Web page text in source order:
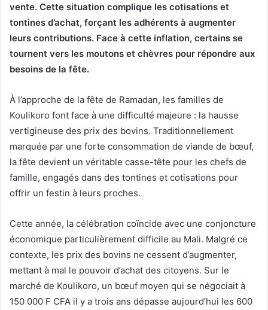
vente. Cette situation complique les cotisations et
tontines d’achat, forçant les adhérents à augmenter
leurs contributions. Face à cette inflation, certains se
tournent vers les moutons et chèvres pour répondre aux
besoins de la fête.
À l’approche de la fête de Ramadan, les familles de
Koulikoro font face à une difficulté majeure : la hausse
vertigineuse des prix des bovins. Traditionnellement
marquée par une forte consommation de viande de bœuf,
la fête devient un véritable casse-tête pour les chefs de
famille, engagés dans des tontines et cotisations pour
offrir un festin à leurs proches.
Cette année, la célébration coïncide avec une conjoncture
économique particulièrement difficile au Mali. Malgré ce
contexte, les prix des bovins ne cessent d’augmenter,
mettant à mal le pouvoir d’achat des citoyens. Sur le
marché de Koulikoro, un bœuf moyen qui se négociait à
150 000 F CFA il y a trois ans dépasse aujourd’hui les 600